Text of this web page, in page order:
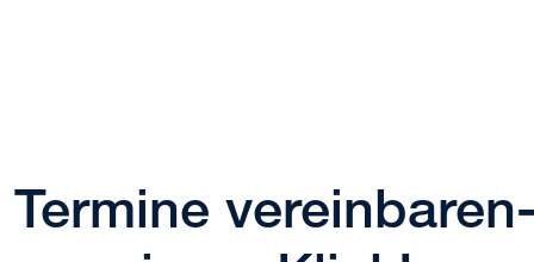
Termine